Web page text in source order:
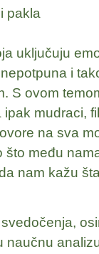
pakla
uključuju
i
S ovom
mudraci,
na sva
što među
nam kažu
naučnu